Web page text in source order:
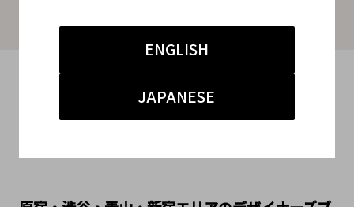
ENGLISH
JAPANESE
入荷いたしました！！
2024.04.17
#原宿竹下通り店